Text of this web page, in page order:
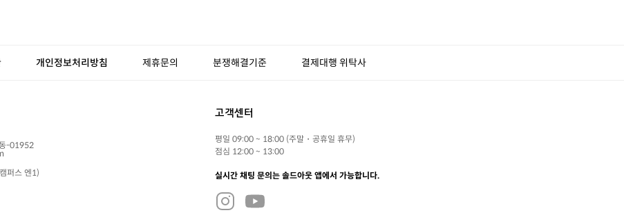
개인정보처리방침 제휴문의 분쟁해결기준 결제대행 위탁사
-01952
퍼스 엔1)
고객센터
평일 09:00 ~ 18:00 (주말・공휴일 휴무)
점심 12:00 ~ 13:00
실시간 채팅 문의는 솔드아웃 앱에서 가능합니다.